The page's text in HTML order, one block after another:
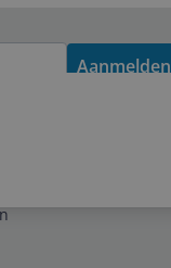
Aanmelden